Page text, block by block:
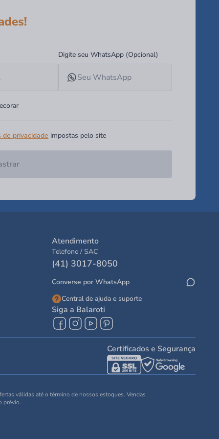
Digite seu WhatsApp (Opcional)
privacidade impostas pelo site
Atendimento
Telefone / SAC
(41) 3017-8050
Converse por WhatsApp
Central de ajuda e suporte
Siga a Balaroti
Certificados e Segurança
válidas até o término de nossos estoques. Vendas
prévio.